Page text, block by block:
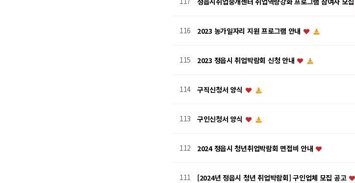
116 2023 농가일자리 지원 프로그램 안내
115 2023 정읍시 취업박람회 신청 안내
114 구직신청서 양식
113 구인신청서 양식
112 2024 정읍시 청년취업박람회 면접비 안내
111 [2024년 정읍시 청년 취업박람회] 구인업체 모집 공고